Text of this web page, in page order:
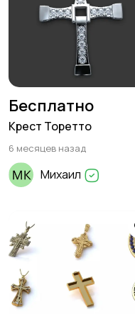
Бесплатно
Крест Торетто
6 месяцев назад
Михаил